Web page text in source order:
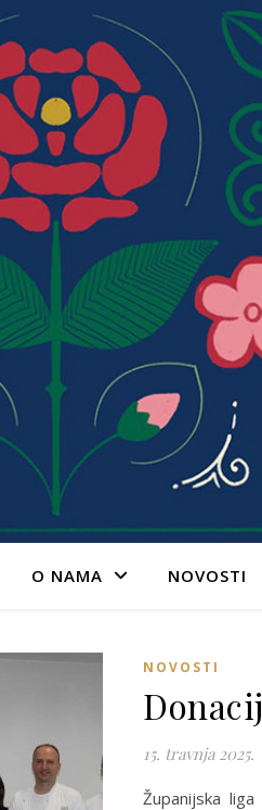
O NAMA NOVOSTI
NOVOSTI
15. travnja 2025.
Županijska